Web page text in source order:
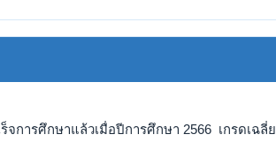
ารศึกษาแล้วเมื่อปีการศึกษา 2566 เกรดเฉลี่ย